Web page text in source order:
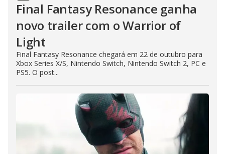
Final Fantasy Resonance ganha
novo trailer com o Warrior of
Light
Final Fantasy Resonance chegará em 22 de outubro para
Xbox Series X/S, Nintendo Switch, Nintendo Switch 2, PC e
PS5. O post...